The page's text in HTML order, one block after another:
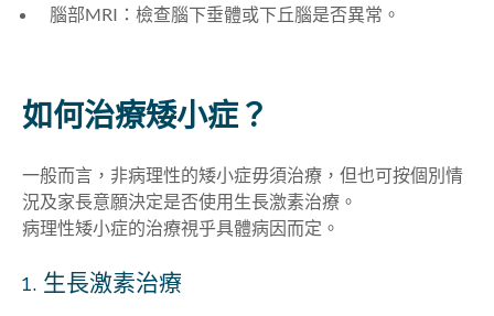
腦部MRI：檢查腦下垂體或下丘腦是否異常。
如何治療矮小症？
一般而言，非病理性的矮小症毋須治療，但也可按個別情
況及家長意願決定是否使用生長激素治療。
病理性矮小症的治療視乎具體病因而定。
1. 生長激素治療